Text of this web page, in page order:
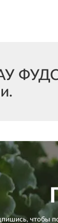
ФУДС
чтобы